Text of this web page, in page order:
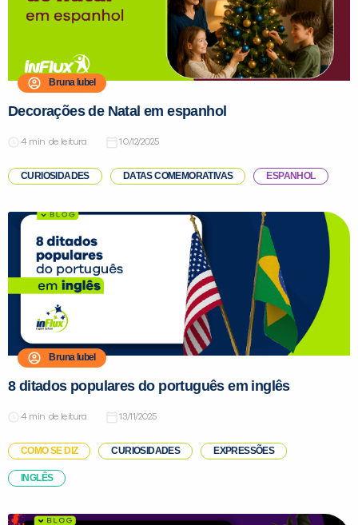
Bruna Iubel
Decorações de Natal em espanhol
de leitura 10/12/2025
CURIOSIDADES DATAS COMEMORATIVAS ESPANHOL
Bruna Iubel
8 ditados populares do português em inglês
de leitura 13/11/2025
COMO SE DIZ CURIOSIDADES EXPRESSÕES
INGLÊS